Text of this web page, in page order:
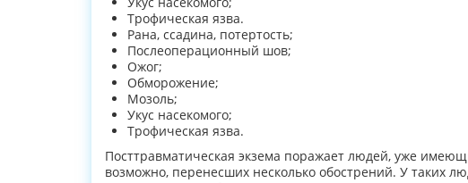
Трофическая язва.
Рана, ссадина, потертость;
Послеоперационный шов;
Ожог;
Обморожение;
Мозоль;
Укус насекомого;
Трофическая язва.
Посттравматическая экзема поражает людей, уже
возможно, перенесших несколько обострений. У таких